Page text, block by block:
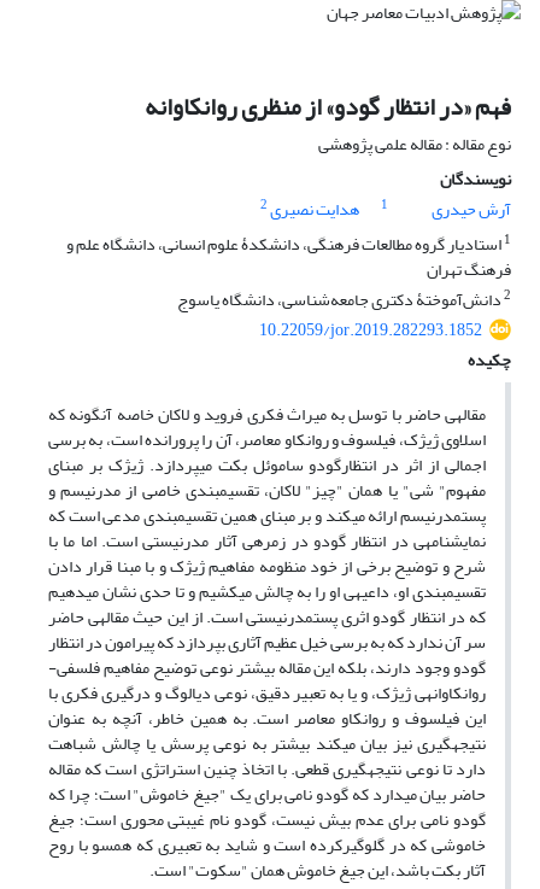
فهم «در انتظار گودو» از منظری روانکاوانه
نوع مقاله : مقاله علمی پژوهشی
نویسندگان
آرش حیدری
1 هدایت نصیری2
1استادیار گروه مطالعات فرهنگی، دانشکدۀ علوم انسانی، دانشگاه علم و
فرهنگ تهران
2دانش‌آموختۀ دکتری جامعه‌شناسی، دانشگاه یاسوج
10.22059/jor.2019.282293.1852
چکیده
مقاله­ی حاضر با توسل به میراث فکری فروید و لاکان خاصه آن­گونه که
اسلاوی ژیژک، فیلسوف و روانکاو معاصر، آن را پرورانده است، به برسی
اجمالی از اثر در انتظارگودو ساموئل بکت می­پردازد. ژیژک بر مبنای
مفهوم" شی" یا همان "چ­یز" لاکان، تقسیم­بندی خاصی از مدرنیسم و
پست­مدرنیسم ارائه می­کند و بر مبنای همین تقسیم­بندی مدعی است که
نمایش­نامه­ی در انتظار گودو در زمره­ی آثار مدرنیستی است. اما ما با
شرح و توضیح برخی از خود منظومه مفاهیم ژیژک و با مبنا قرار دادن
تقسیم­بندی او، داعیه­ی او را به چالش می­کشیم و تا حدی نشان می­دهیم
که در انتظار گودو اثری پست­مدرنیستی است. از این حیث مقاله­ی حاضر
سر آن ندارد که به برسی خیل عظیم آثاری بپردازد که پیرامون در انتظار
گودو وجود دارند، بلکه این مقاله­ بیشتر نوعی توضیح مفاهیم فلسفی-
روانکاوانه­ی ژیژک، و یا به تعبیر دقیق، نوعی دیالوگ و درگیری فکری با
این فیلسوف و روانکاو معاصر است. به همین خاطر، آنچه به عنوان
نتیجه­گیری نیز بیان می­کند بیشتر به نوعی پرسش یا چالش شباهت
دارد تا نوعی نتیجه­گیری قطعی. با اتخاذ چنین استراتژی است که مقاله
حاضر بیان می­دارد که گودو نامی برای یک "جیغ خاموش" است؛ چرا که
گودو نامی برای عدم بیش نیست، گودو نام غیبتی محوری است؛ جیغ
خاموشی که در گلوگیرکرده است و شاید به تعبیری که همسو با روح
آثار بکت باشد، این جیغ خاموش همان "سکوت" است.